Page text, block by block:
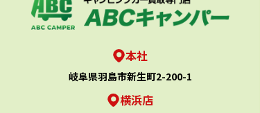
本社
岐阜県羽島市新生町2-200-1
横浜店